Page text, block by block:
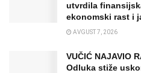
utvrdila
ekonomski rast i
AVGUST 7, 2026
VUČIĆ NAJAVIO
Odluka stiže